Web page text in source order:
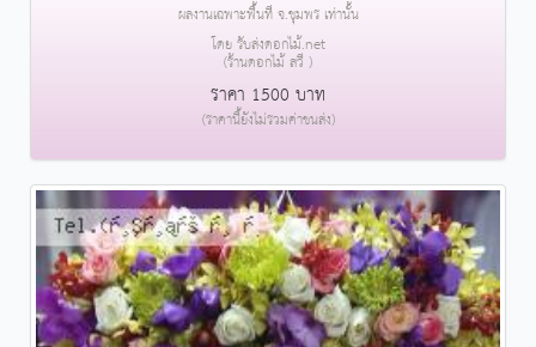
ผลงานเฉพาะพื้นที่ จ.ชุมพร เท่านั้น
โดย รับส่งดอกไม้.net
(ร้านดอกไม้ สวี )
ราคา 1500 บาท
(ราคานี้ยังไม่รวมค่าขนส่ง)